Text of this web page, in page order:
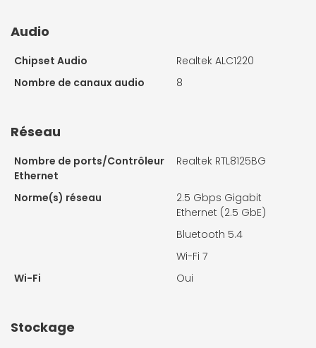
Audio
Chipset Audio
Realtek ALC1220
Nombre de canaux audio
8
Réseau
Nombre de ports/Contrôleur
Ethernet
Realtek RTL8125BG
Norme(s) réseau
2.5 Gbps Gigabit
Ethernet (2.5 GbE)
Bluetooth 5.4
Wi-Fi 7
Wi-Fi
Oui
Stockage